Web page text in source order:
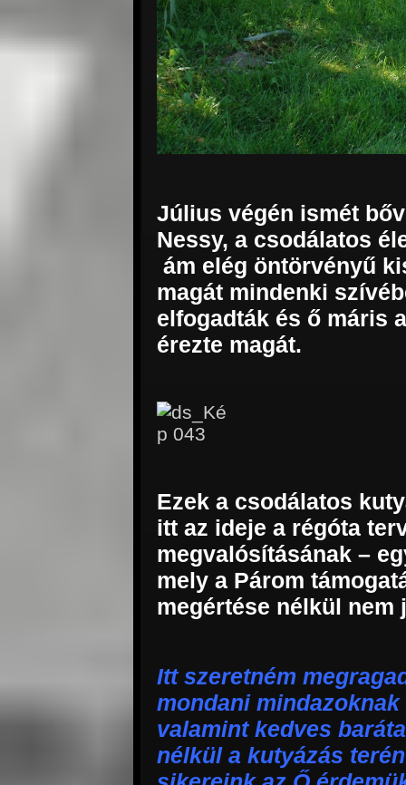
Július végén ismét
Nessy, a csodálatos
ám elég öntörvényű
magát mindenki
elfogadták és ő máris
érezte magát.
Ezek a csodálatos
itt az ideje a régóta
megvalósításának –
mely a Párom
megértése nélkül nem
Itt szeretném
mondani
valamint kedves
nélkül a kutyázás